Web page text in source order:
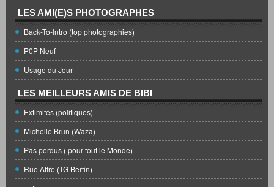
LES AMI(E)S PHOTOGRAPHES
Back-To-Intro (top photographies)
P0P Neuf
Usage du Jour
LES MEILLEURS AMIS DE BIBI
Extimités (politiques)
Michelle Brun (Waza)
Pas perdus ( pour tout le Monde)
Rue Affre (TG Bertin)